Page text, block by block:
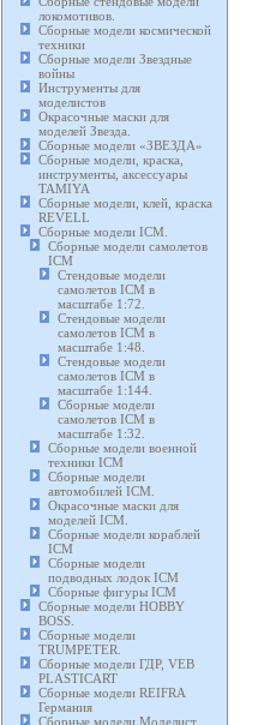
локомотивов.
Сборные модели космической
техники
Сборные модели Звездные
войны
Инструменты для
моделистов
Окрасочные маски для
моделей Звезда.
Сборные модели «ЗВЕЗДА»
Сборные модели, краска,
инструменты, аксессуары
TAMIYA
Сборные модели, клей, краска
REVELL
Сборные модели ICM.
Сборные модели самолетов
ICM
Стендовые модели
самолетов ICM в
масштабе 1:72.
Стендовые модели
самолетов ICM в
масштабе 1:48.
Стендовые модели
самолетов ICM в
масштабе 1:144.
Сборные модели
самолетов ICM в
масштабе 1:32.
Сборные модели военной
техники ICM
Сборные модели
автомобилей ICM.
Окрасочные маски для
моделей ICM.
Сборные модели кораблей
ICM
Сборные модели
подводных лодок ICM
Сборные фигуры ICM
Сборные модели HOBBY
BOSS.
Сборные модели
TRUMPETER.
Сборные модели ГДР, VEB
PLASTICART
Сборные модели REIFRA
Германия
Сборные модели Моделист.